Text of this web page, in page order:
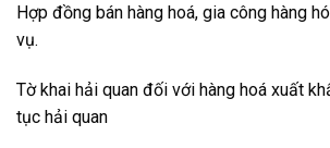
Hợp đồng bán hàng hoá, gia công hàng
vụ.
Tờ khai hải quan đối với hàng hoá xuất
tục hải quan